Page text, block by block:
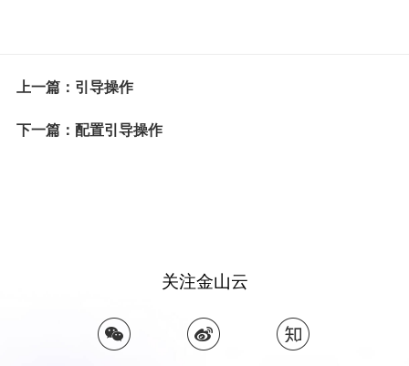
上一篇：引导操作
下一篇：配置引导操作
关注金山云